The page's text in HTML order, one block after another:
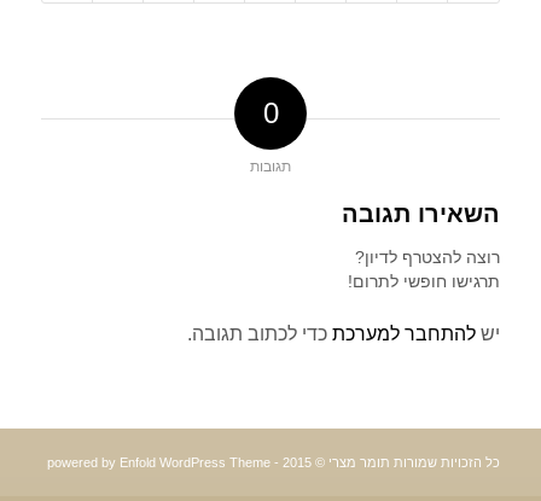
0
תגובות
השאירו תגובה
רוצה להצטרף לדיון?
תרגישו חופשי לתרום!
יש להתחבר למערכתכדי לכתוב תגובה.
כל הזכויות שמורות תומר מצרי © 2015 - powered by Enfold WordPress Theme